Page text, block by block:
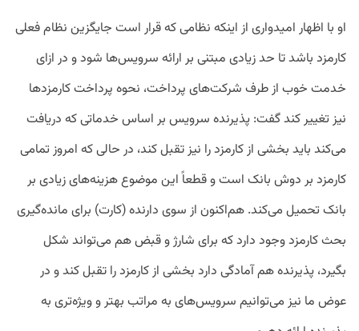
او با اظهار امیدواری از اینکه نظامی که قرار است جایگزین نظام فعلی
کارمزد باشد تا حد زیادی مبتنی بر ارائه سرویس‌ها شود و در ازای
خدمت خوب از طرف شرکت‌های پرداخت، نحوه پرداخت کارمزدها
نیز تغییر کند گفت: پذیرنده سرویس بر اساس خدماتی که دریافت
می‌کند باید بخشی از کارمزد را نیز تقبل کند، در حالی که امروز تمامی
کارمزد بر دوش بانک است و قطعاً این موضوع هزینه‌های زیادی بر
بانک تحمیل می‌کند. هم‌اکنون از سوی دارنده (کارت) برای مانده‌گیری
بحث کارمزد وجود دارد که برای شارژ و قبض هم می‌تواند شکل
بگیرد، پذیرنده هم آمادگی دارد بخشی از کارمزد را تقبل کند و در
عوض ما نیز می‌توانیم سرویس‌های به مراتب بهتر و ویژه‌تری به